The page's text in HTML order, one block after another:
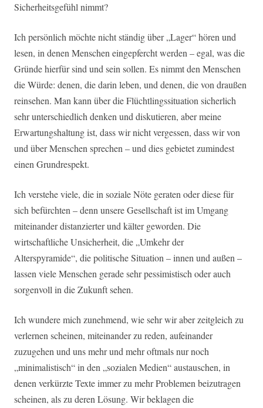
Sicherheitsgefühl nimmt?
Ich persönlich möchte nicht ständig über „Lager“ hören und
lesen, in denen Menschen eingepfercht werden – egal, was die
Gründe hierfür sind und sein sollen. Es nimmt den Menschen
die Würde: denen, die darin leben, und denen, die von draußen
reinsehen. Man kann über die Flüchtlingssituation sicherlich
sehr unterschiedlich denken und diskutieren, aber meine
Erwartungshaltung ist, dass wir nicht vergessen, dass wir von
und über Menschen sprechen – und dies gebietet zumindest
einen Grundrespekt.
Ich verstehe viele, die in soziale Nöte geraten oder diese für
sich befürchten – denn unsere Gesellschaft ist im Umgang
miteinander distanzierter und kälter geworden. Die
wirtschaftliche Unsicherheit, die „Umkehr der
Alterspyramide“, die politische Situation – innen und außen –
lassen viele Menschen gerade sehr pessimistisch oder auch
sorgenvoll in die Zukunft sehen.
Ich wundere mich zunehmend, wie sehr wir aber zeitgleich zu
verlernen scheinen, miteinander zu reden, aufeinander
zuzugehen und uns mehr und mehr oftmals nur noch
„minimalistisch“ in den „sozialen Medien“ austauschen, in
denen verkürzte Texte immer zu mehr Problemen beizutragen
scheinen, als zu deren Lösung. Wir beklagen die